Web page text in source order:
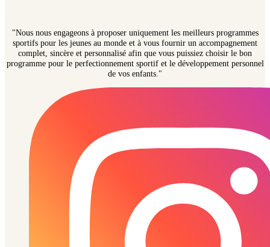
"Nous nous engageons à proposer uniquement les meilleurs programmes
sportifs pour les jeunes au monde et à vous fournir un accompagnement
complet, sincère et personnalisé afin que vous puissiez choisir le bon
programme pour le perfectionnement sportif et le développement personnel
de vos enfants."